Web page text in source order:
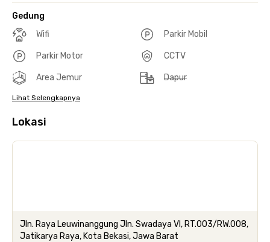
Gedung
Wifi
Parkir Mobil
Parkir Motor CCTV
Area Jemur Dapur
Lihat Selengkapnya
Lokasi
Jln. Raya Leuwinanggung Jln. Swadaya VI, RT.003/RW.008,
Jatikarya Raya, Kota Bekasi, Jawa Barat